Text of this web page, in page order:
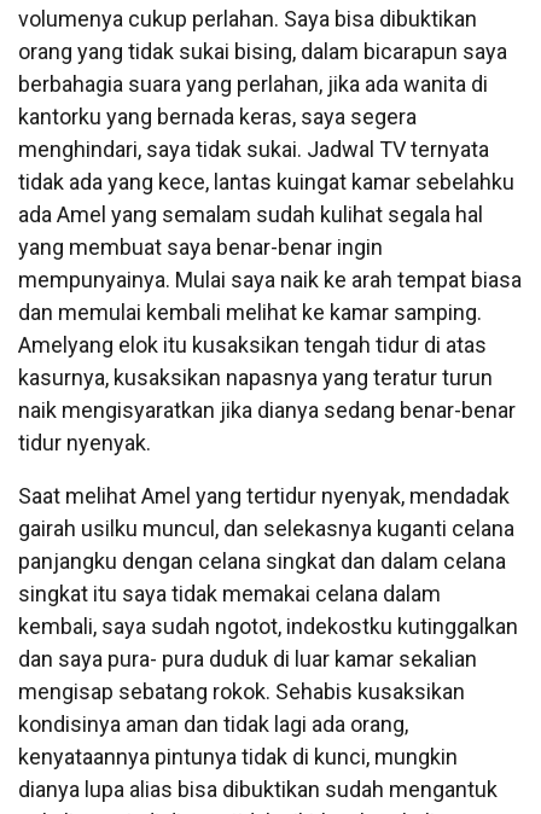
volumenya cukup perlahan. Saya bisa dibuktikan
orang yang tidak sukai bising, dalam bicarapun saya
berbahagia suara yang perlahan, jika ada wanita di
kantorku yang bernada keras, saya segera
menghindari, saya tidak sukai. Jadwal TV ternyata
tidak ada yang kece, lantas kuingat kamar sebelahku
ada Amel yang semalam sudah kulihat segala hal
yang membuat saya benar-benar ingin
mempunyainya. Mulai saya naik ke arah tempat biasa
dan memulai kembali melihat ke kamar samping.
Amelyang elok itu kusaksikan tengah tidur di atas
kasurnya, kusaksikan napasnya yang teratur turun
naik mengisyaratkan jika dianya sedang benar-benar
tidur nyenyak.
Saat melihat Amel yang tertidur nyenyak, mendadak
gairah usilku muncul, dan selekasnya kuganti celana
panjangku dengan celana singkat dan dalam celana
singkat itu saya tidak memakai celana dalam
kembali, saya sudah ngotot, indekostku kutinggalkan
dan saya pura- pura duduk di luar kamar sekalian
mengisap sebatang rokok. Sehabis kusaksikan
kondisinya aman dan tidak lagi ada orang,
kenyataannya pintunya tidak di kunci, mungkin
dianya lupa alias bisa dibuktikan sudah mengantuk